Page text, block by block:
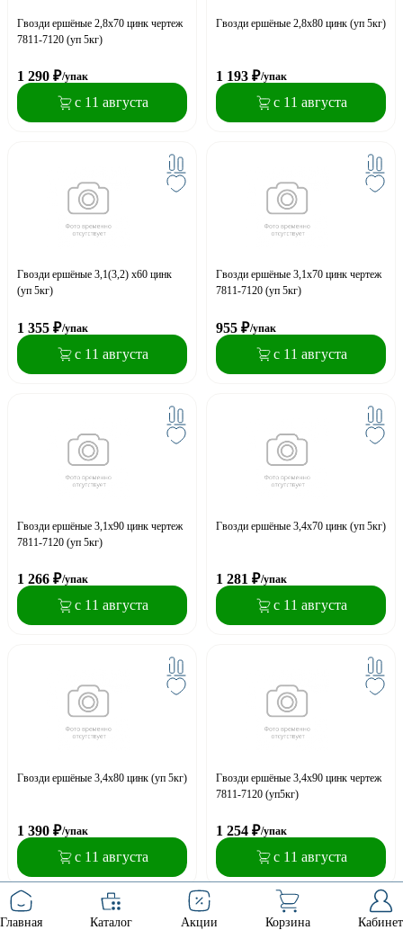
Гвозди ершёные 2,8х70 цинк чертеж
7811-7120 (уп 5кг)
1 290 ₽/упак
с 11 августа
Гвозди ершёные 2,8х80 цинк (уп 5кг)
1 193 ₽/упак
с 11 августа
Гвозди ершёные 3,1(3,2) х60 цинк
(уп 5кг)
1 355 ₽/упак
с 11 августа
Гвозди ершёные 3,1х70 цинк чертеж
7811-7120 (уп 5кг)
955 ₽/упак
с 11 августа
Гвозди ершёные 3,1х90 цинк чертеж
7811-7120 (уп 5кг)
1 266 ₽/упак
с 11 августа
Гвозди ершёные 3,4х70 цинк (уп 5кг)
1 281 ₽/упак
с 11 августа
Гвозди ершёные 3,4х80 цинк (уп 5кг)
1 390 ₽/упак
с 11 августа
Гвозди ершёные 3,4х90 цинк чертеж
7811-7120 (уп5кг)
1 254 ₽/упак
с 11 августа
Главная Каталог Акции Корзина Кабинет